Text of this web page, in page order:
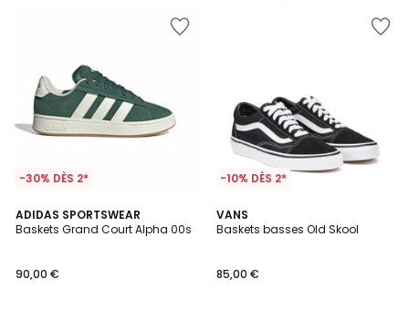
-30% DÈS 2*
ADIDAS SPORTSWEAR
Baskets Grand Court Alpha 00s
90,00 €
4,9
/ 5
2
Couleurs
-10% DÈS 2*
VANS
Baskets basses Old Skool
85,00 €
4,6
/ 5